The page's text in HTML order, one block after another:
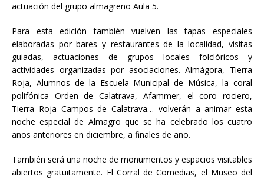
actuación del grupo almagreño Aula 5.
Para esta edición también vuelven las tapas especiales
elaboradas por bares y restaurantes de la localidad, visitas
guiadas, actuaciones de grupos locales folclóricos y
actividades organizadas por asociaciones. Almágora, Tierra
Roja, Alumnos de la Escuela Municipal de Música, la coral
polifónica Orden de Calatrava, Afammer, el coro rociero,
Tierra Roja Campos de Calatrava… volverán a animar esta
noche especial de Almagro que se ha celebrado los cuatro
años anteriores en diciembre, a finales de año.
También será una noche de monumentos y espacios visitables
abiertos gratuitamente. El Corral de Comedias, el Museo del